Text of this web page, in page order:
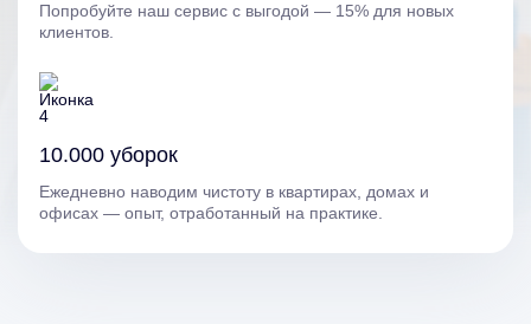
Попробуйте наш сервис с выгодой — 15% для новых
клиентов.
10.000 уборок
Ежедневно наводим чистоту в квартирах, домах и
офисах — опыт, отработанный на практике.